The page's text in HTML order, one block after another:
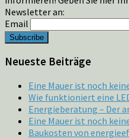
Newsletter an:
Email
Neueste Beiträge
Eine Mauer ist noch
Wie funktioniert eine
Energieberatung – Der
Eine Mauer ist noch
Baukosten von